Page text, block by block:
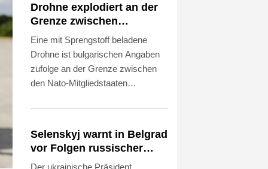
Die Ukraine habe "praktisch keine
intakten Wärmekraftwerke mehr",
sagte Selenskyj am Samstag nach
Gesprächen mit Präsident
Aleksandar Vucic in Belgrad. Vucic
schloss eine militärische
Unterstützung Serbiens für deren
territoriale Integrität.
Drohne explodiert an der
Grenze zwischen
Rumänien und Bulgarien
nahe Gaspipeline
Eine mit Sprengstoff beladene
Drohne ist bulgarischen Angaben
zufolge an der Grenze zwischen
den Nato-Mitgliedstaaten
explodiert. "Die Drohne ist in
Grenzübergangs Kardam zu
Rumänien" nahe dem Schwarzen
Selenskyj warnt in Belgrad
vor Folgen russischer
Angriffe für den Winter
Der ukrainische Präsident